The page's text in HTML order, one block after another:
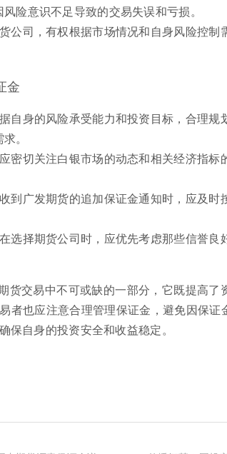
险意识不足导致的交易失误和亏损。
公司，有权根据市场情况和自身风险控
金
自身的风险承受能力和投资目标，合理
。
密切关注白银市场的动态和相关经济指
到广发期货的追加保证金通知时，应及
选择期货公司时，应优先考虑那些信誉良
货交易中不可或缺的一部分，它既提高
者也应注意合理管理保证金，避免因保
自身的投资安全和收益稳定。